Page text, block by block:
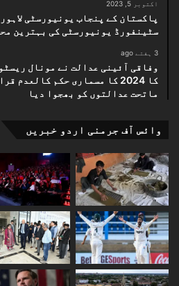
اکتوبر 5, 2023
پاکستان کے پنجاب یونیورسٹی
سٹینفورڈ یونیورسٹی کی بہترین
3 ہفتے ago
وفاقی آئینی عدالت نے مونال
کا 2024 کا مسماری حکم
ماتحت عدالتوں کو بھجوا دیا
وائس آف جرمنی اردو خبریں